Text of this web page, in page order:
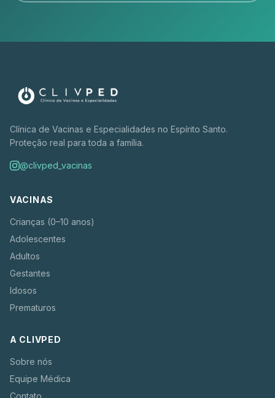
Clínica de Vacinas e Especialidades no Espírito Santo.
Proteção real para toda a família.
@clivped_vacinas
VACINAS
Crianças (0–10 anos)
Adolescentes
Adultos
Gestantes
Idosos
Prematuros
A CLIVPED
Sobre nós
Equipe Médica
Contato